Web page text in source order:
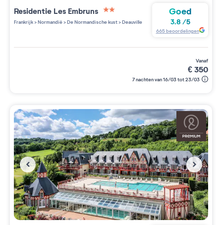
Residentie Les Embruns
2 étoiles sur 5
Frankrijk>Normandië>De Normandische kust>Deauville
Goed
3.8 /5
665beoordelingen
vanaf
€350
7 nachten van 16/03 tot 23/03